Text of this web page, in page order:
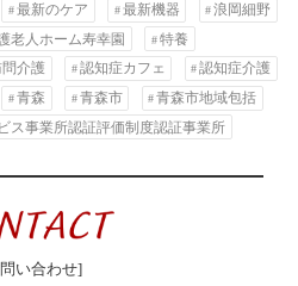
最新のケア 最新機器
浪岡細野
老人ホーム寿幸園
特養
介護 認知症カフェ
認知症介護
青森 青森市
青森市地域包括
ス事業所認証評価制度認証事業所
い合わせ]